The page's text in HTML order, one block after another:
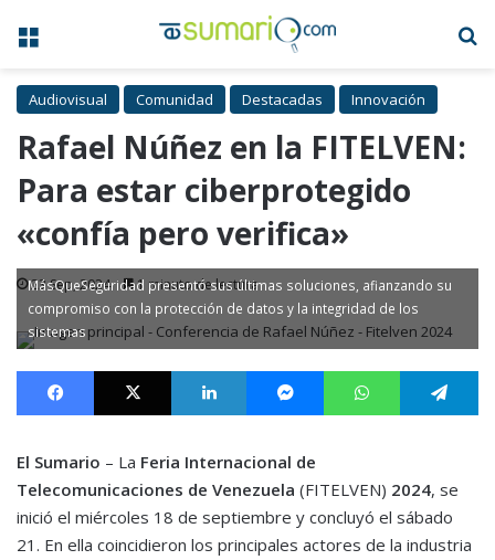
Menú
Audiovisual Comunidad Destacadas Innovación
Rafael Núñez en la FITELVEN:
Para estar ciberprotegido
«confía pero verifica»
23 Sep, 2024 1 minuto de lectura
MásQueSeguridad presentó sus últimas soluciones, afianzando su
compromiso con la protección de datos y la integridad de los
sistemas
Facebook X LinkedIn MessengerWhatsApp
El Sumario – La Feria Internacional de
Telecomunicaciones de Venezuela (FITELVEN) 2024, se
inició el miércoles 18 de septiembre y concluyó el sábado
21. En ella coincidieron los principales actores de la industria